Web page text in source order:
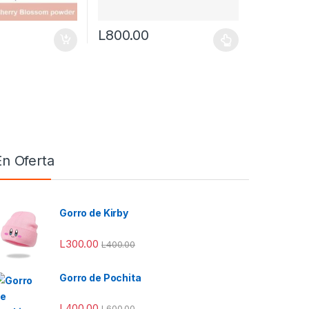
L800.00
Oferta
Gorro de Kirby
L300.00 L400.00
Gorro de Pochita